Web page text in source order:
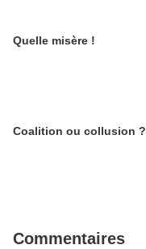
Quelle misère !
Coalition ou collusion ?
Commentaires